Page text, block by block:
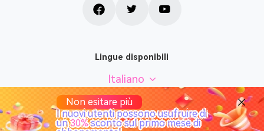
Lingue disponibili
Italiano
Non esitare più
I nuovi utenti possono usufruire di
un30%sconto sul primo mese di